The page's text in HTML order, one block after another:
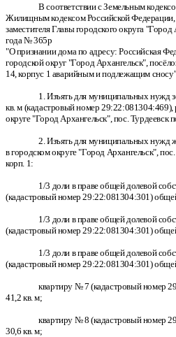
В соответствии с Земельным
Жилищным кодексом Российской Федерации,
заместителя Главы городского округа
года № 365р
"О признании дома по адресу: Российская
городской округ "Город Архангельск",
14, корпус 1 аварийным и подлежащим
1. Изъять для муниципальных нужд
кв. м (кадастровый номер
округе "Город Архангельск", пос. Турдеевск
2. Изъять для муниципальных
в городском округе "Город Архангельск",
корп. 1:
1/3 доли в праве общей долевой
(кадастровый номер 29:22:081304:301)
1/3 доли в праве общей долевой
(кадастровый номер 29:22:081304:301)
1/3 доли в праве общей долевой
(кадастровый номер 29:22:081304:301)
квартиру № 7 (кадастровый номер
41,2 кв. м;
квартиру № 8 (кадастровый номер
30,6 кв. м;